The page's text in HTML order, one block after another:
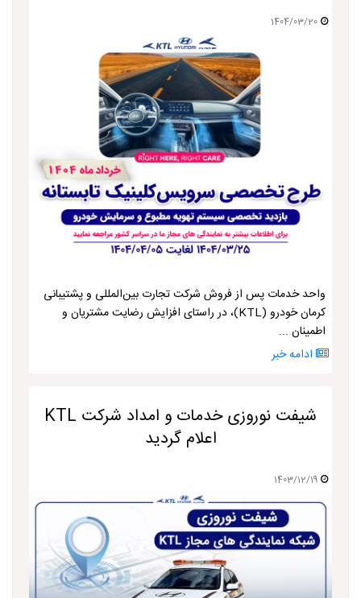
1404/03/20
واحد خدمات پس از فروش شرکت تجارت بین‌المللی و پشتیبانی
کرمان خودرو (KTL)، در راستای افزایش رضایت مشتریان و
اطمینان ...
ادامه خبر
شیفت نوروزی خدمات و امداد شرکت KTL
اعلام گردید
1403/12/19